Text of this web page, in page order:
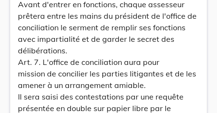
Avant d'entrer en fonctions, chaque assesseur
prêtera entre les mains du président de l'office de
conciliation le serment de remplir ses fonctions
avec impartialité et de garder le secret des
délibérations.
Art. 7. L'office de conciliation aura pour
mission de concilier les parties litigantes et de les
amener à un arrangement amiable.
Il sera saisi des contestations par une requête
présentée en double sur papier libre par le